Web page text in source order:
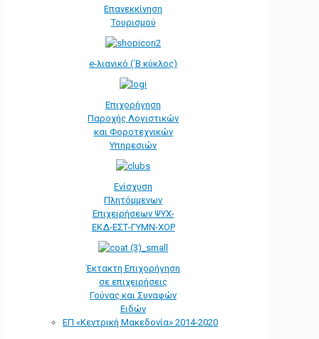
Επανεκκίνηση
Τουρισμού
e-λιανικό (΄Β κύκλος)
Επιχορήγηση
Παροχής Λογιστικών
και Φοροτεχνικών
Υπηρεσιών
Ενίσχυση
Πλητόμμενων
Επιχειρήσεων ΨΥΧ-
ΕΚΔ-ΕΣΤ-ΓΥΜΝ-ΧΟΡ
Έκτακτη Επιχορήγηση
σε επιχειρήσεις
Γούνας και Συναφών
Ειδών
ΕΠ «Kεντρική Μακεδονία» 2014-2020